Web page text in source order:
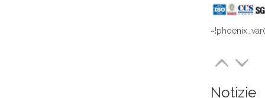
Notizie